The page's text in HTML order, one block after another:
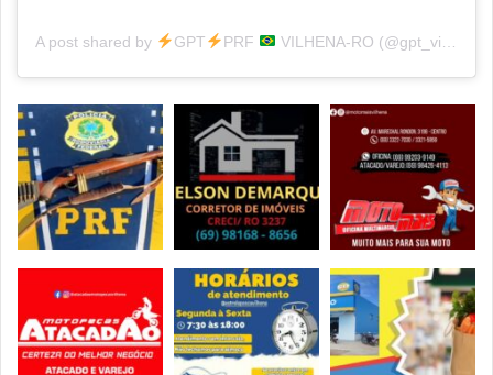
A post shared by GPT PRF VILHENA-RO (@gpt_vilhena_ro)